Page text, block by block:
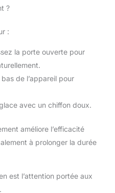
?
:
la porte ouverte pour
de l’appareil pour
avec un chiffon doux.
améliore l’efficacité
à prolonger la durée
est l’attention portée aux